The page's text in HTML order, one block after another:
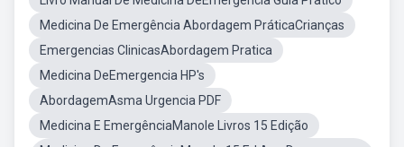
Medicina De Emergência Abordagem PráticaCrianças
Emergencias ClinicasAbordagem Pratica
Medicina DeEmergencia HP's
AbordagemAsma Urgencia PDF
Medicina E EmergênciaManole Livros 15 Edição